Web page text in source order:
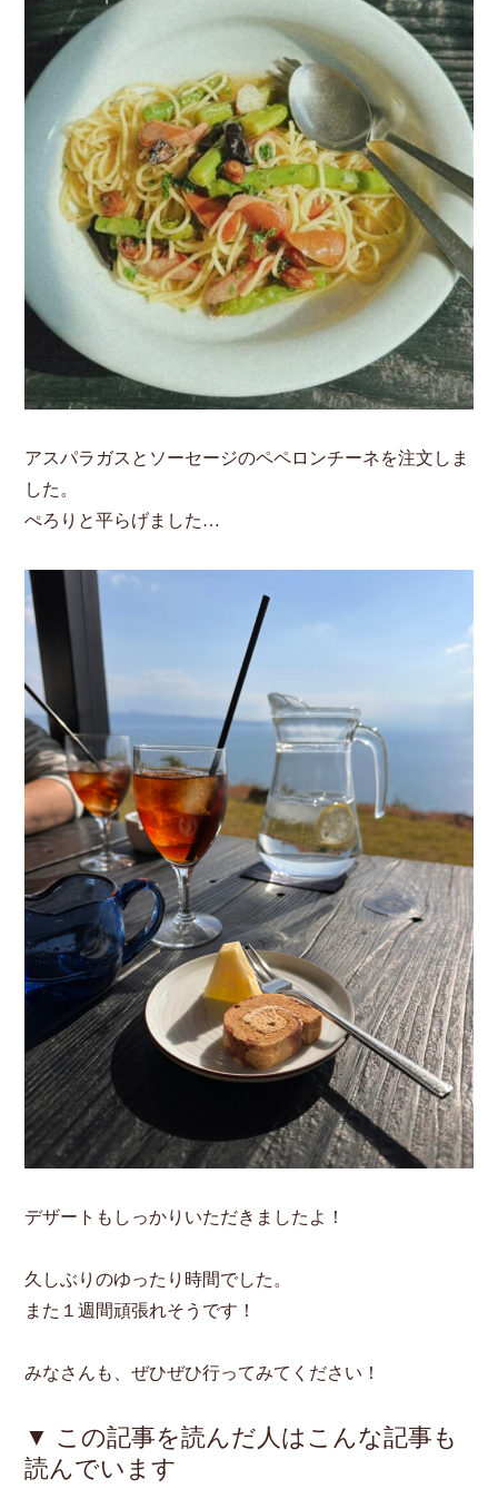
アスパラガスとソーセージのペペロンチーネを注文しま
した。
ぺろりと平らげました…
デザートもしっかりいただきましたよ！
久しぶりのゆったり時間でした。
また１週間頑張れそうです！
みなさんも、ぜひぜひ行ってみてください！
▼ この記事を読んだ人はこんな記事も
読んでいます